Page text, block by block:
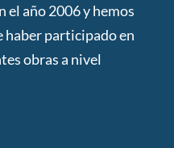
el año 2006 y hemos
participado en
obras a nivel